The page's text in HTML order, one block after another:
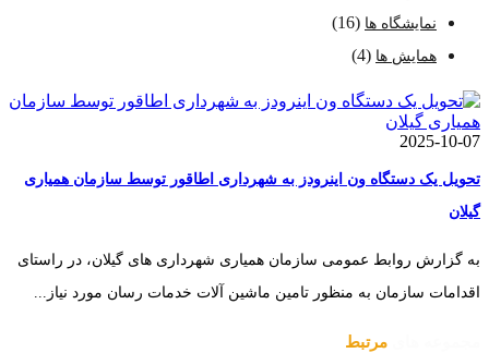
نمایشگاه ها (16)
همایش ها (4)
2025-10-07
تحویل یک دستگاه ون اینرودز به شهرداری اطاقور توسط سازمان همیاری
گیلان
به گزارش روابط عمومی سازمان همیاری شهرداری های گیلان، در راستای
اقدامات سازمان به منظور تامین ماشین آلات خدمات رسان مورد نیاز...
مرتبط